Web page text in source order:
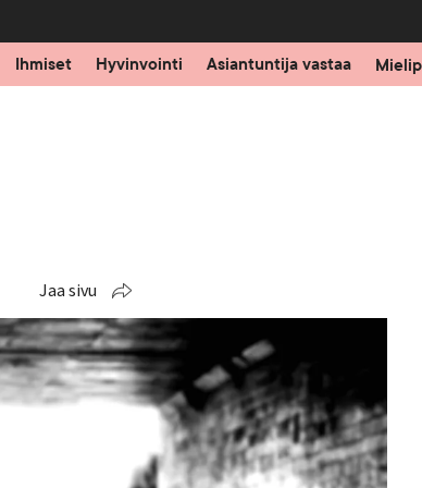
Ihmiset Hyvinvointi Asiantuntija vastaa
Jaa sivu